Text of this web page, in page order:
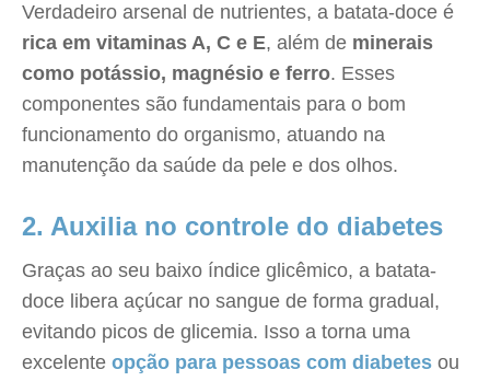
Verdadeiro arsenal de nutrientes, a batata-doce é
rica em vitaminas A, C e E, além de minerais
como potássio, magnésio e ferro. Esses
componentes são fundamentais para o bom
funcionamento do organismo, atuando na
manutenção da saúde da pele e dos olhos.
2. Auxilia no controle do diabetes
Graças ao seu baixo índice glicêmico, a batata-
doce libera açúcar no sangue de forma gradual,
evitando picos de glicemia. Isso a torna uma
excelente opção para pessoas com diabetes ou